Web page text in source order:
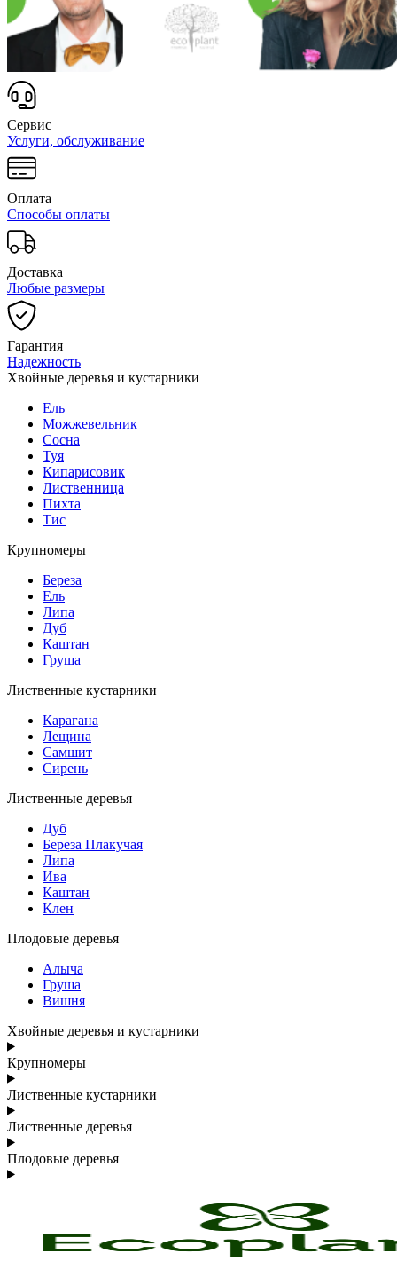
Сервис
Услуги, обслуживание
Оплата
Способы оплаты
Доставка
Любые размеры
Гарантия
Надежность
Хвойные деревья и кустарники
Ель
Можжевельник
Сосна
Туя
Кипарисовик
Лиственница
Пихта
Тис
Крупномеры
Береза
Ель
Липа
Дуб
Каштан
Груша
Лиственные кустарники
Карагана
Лещина
Самшит
Сирень
Лиственные деревья
Дуб
Береза Плакучая
Липа
Ива
Каштан
Клен
Плодовые деревья
Алыча
Груша
Вишня
Хвойные деревья и кустарники
Крупномеры
Лиственные кустарники
Лиственные деревья
Плодовые деревья